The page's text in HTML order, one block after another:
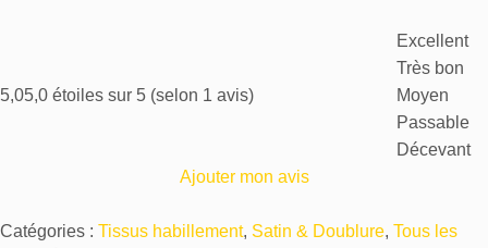
5,05,0 étoiles sur 5 (selon 1 avis)
Excellent
Très bon
Moyen
Passable
Décevant
Ajouter mon avis
Catégories : Tissus habillement, Satin & Doublure, Tous les